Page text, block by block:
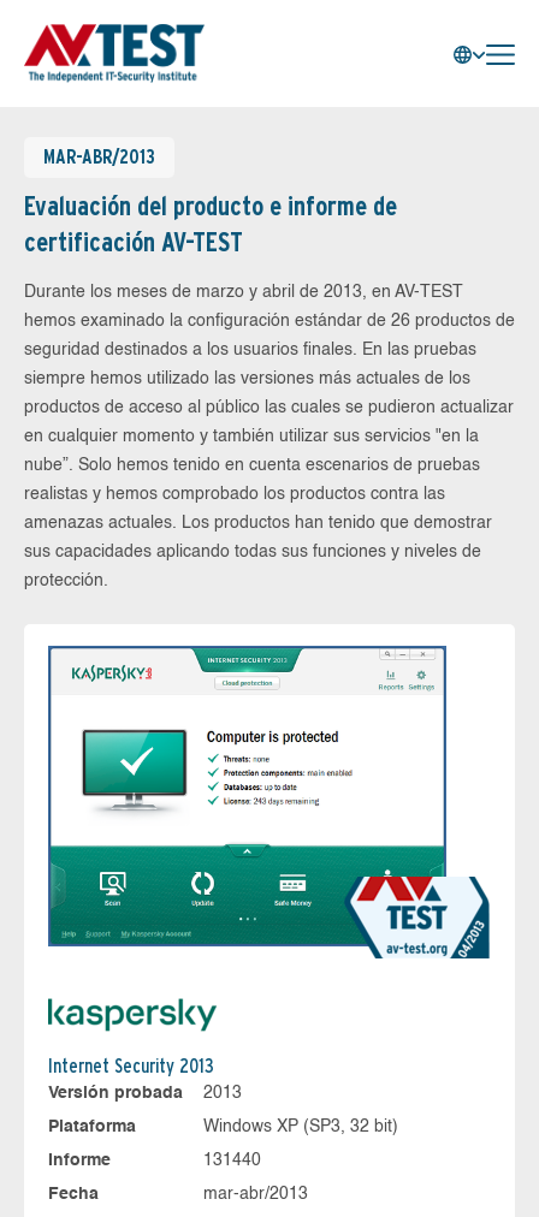
MAR-ABR/2013
Evaluación del producto e informe de
certificación AV-TEST
Durante los meses de marzo y abril de 2013, en AV-TEST
hemos examinado la configuración estándar de 26 productos de
seguridad destinados a los usuarios finales. En las pruebas
siempre hemos utilizado las versiones más actuales de los
productos de acceso al público las cuales se pudieron actualizar
en cualquier momento y también utilizar sus servicios "en la
nube”. Solo hemos tenido en cuenta escenarios de pruebas
realistas y hemos comprobado los productos contra las
amenazas actuales. Los productos han tenido que demostrar
sus capacidades aplicando todas sus funciones y niveles de
protección.
Internet Security 2013
Versión probada
2013
Plataforma
Windows XP (SP3, 32 bit)
Informe
131440
Fecha
mar-abr/2013